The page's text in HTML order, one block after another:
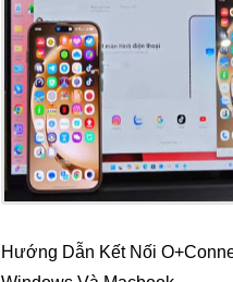
Hướng Dẫn Kết Nối